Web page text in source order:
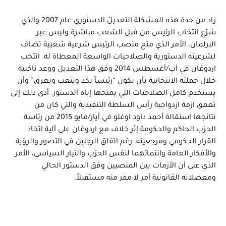
زاد من حدة هذه المشكلة التعديلُ الدستوري عام 2007 والذي
شرَّع انتخاب الرئيس من قبل الشعب مباشرة وليس عبر
البرلمان، الأمر الذي منح منصب الرئيس شرعية شعبية تضاف
لشرعيته الدستورية والصلاحيات الواسعة المعطاة له. انتخب
اردوغان في آب/أغسطس 2014 وفق هذا التعديل ووعد ناخبيه
خلال حملته الانتخابية بأن يكون “رئيساً يكد ويتعب ويعرق” وأن
يستخدم كامل الصلاحيات التي يمنحها إياه الدستور. أدى ذلك إلى
تعمق ازمة ازدواجية رأس السلطة التنفيذية والتي كان من
نتائجها استقالة أحمد داود اوغلو في أيار/مايو 2015 من رئاسة
الحزب الحاكم والحكومة إثر خلاف مع اردوغان على آلية اتخاذ
القرار الحكومي ومرجعيته، رغم اتفاق الرجلين في التصور والرؤية
والأفكار العامة وانتمائهما لنفس الحزب والتيار السياسي، الأمر
الذي عنى أن الأزمات بين المنصبين وفق الدستور الحالي
ومعضلاته القانونية أمر لا مفر منه مستقبلاً.